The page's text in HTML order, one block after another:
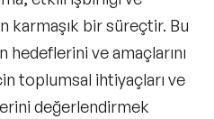
karmaşık bir süreçtir. Bu
ve amaçlarını
toplumsal ihtiyaçları ve
değerlendirmek